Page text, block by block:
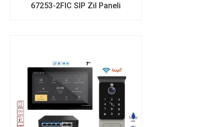
67253-2FIC SIP Zil Paneli